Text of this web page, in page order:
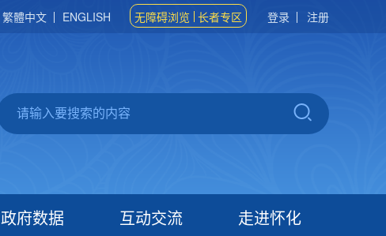
繁體中文 ENGLISH 无障碍浏览 长者专区 登录 注册
政府数据 互动交流 走进怀化